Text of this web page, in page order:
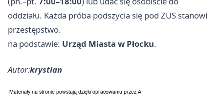
oddziału. Każda próba podszycia się pod ZUS stanowi
przestępstwo.
na podstawie: Urząd Miasta w Płocku.
Autor:krystian